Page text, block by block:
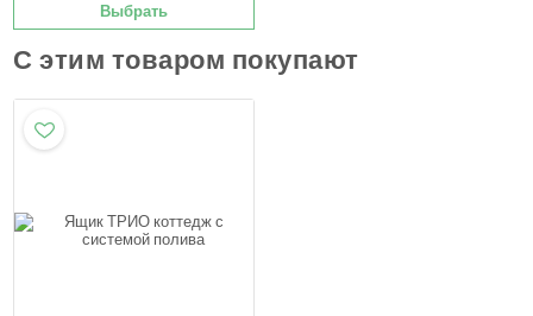
Выбрать
С этим товаром покупают